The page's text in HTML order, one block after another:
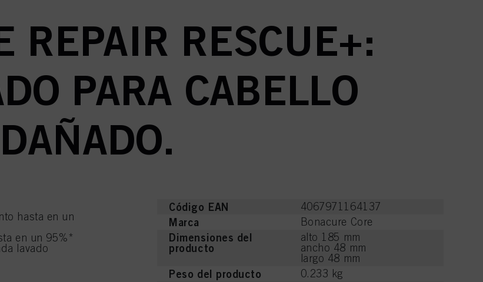
REPAIR RESCUE+:
PARA CABELLO
DAÑADO.
hasta en un
en un 95%*
lavado
Código EAN 4067971164137
Marca Bonacure Core
Dimensiones del
producto
alto 185 mm
ancho 48 mm
largo 48 mm
Peso del producto 0.233 kg